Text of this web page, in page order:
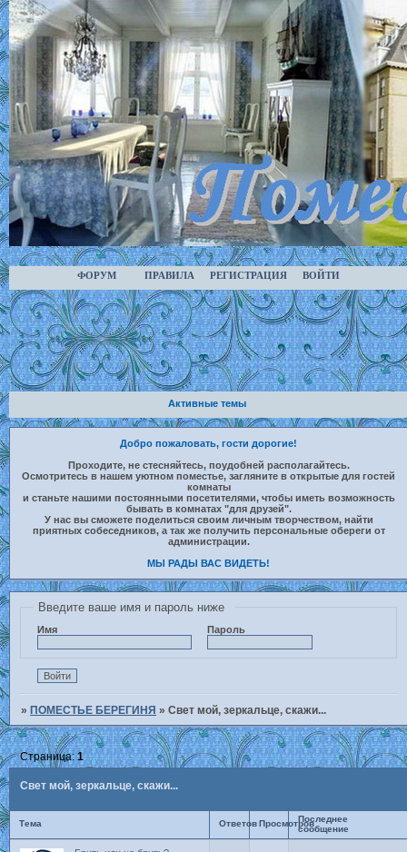
ФОРУМ ПРАВИЛА РЕГИСТРАЦИЯ ВОЙТИ
Активные темы
Добро пожаловать, гости дорогие!
Проходите, не стесняйтесь, поудобней располагайтесь.
Осмотритесь в нашем уютном поместье, загляните в открытые для гостей
комнаты
и станьте нашими постоянными посетителями, чтобы иметь возможность
бывать в комнатах "для друзей".
У нас вы сможете поделиться своим личным творчеством, найти
приятных собеседников, а так же получить персональные обереги от
администрации.
МЫ РАДЫ ВАС ВИДЕТЬ!
Введите ваше имя и пароль ниже
Имя Пароль
»ПОМЕСТЬЕ БЕРЕГИНЯ »Свет мой, зеркальце, скажи...
Свет мой, зеркальце, скажи...
Страница:1
Тема Ответов ПросмотровПоследнее
сообщение